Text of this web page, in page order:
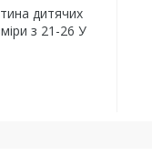
дитячих
з 21-26 У